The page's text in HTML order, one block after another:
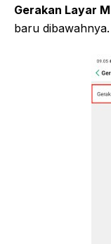
Gerakan Layar
baru dibawahnya.